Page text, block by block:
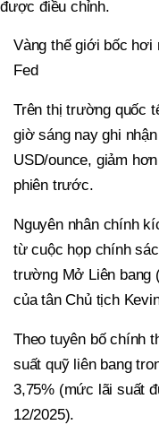
được điều chỉnh.
Vàng thế giới bốc
Fed
Trên thị trường quốc
giờ sáng nay ghi
USD/ounce, giảm
phiên trước.
Nguyên nhân chính
từ cuộc họp chính
trường Mở Liên bang
của tân Chủ tịch
Theo tuyên bố chính
suất quỹ liên bang
3,75% (mức lãi suất
12/2025).